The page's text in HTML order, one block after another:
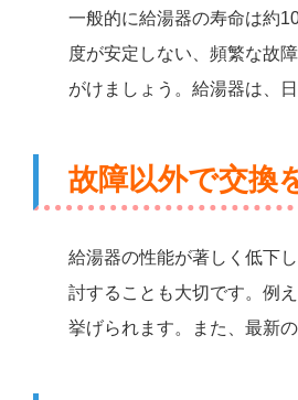
一般的に給湯器の寿命は約
度が安定しない、頻繁な故
がけましょう。給湯器は、
故障以外で交換
給湯器の性能が著しく低下
討することも大切です。例
挙げられます。また、最新